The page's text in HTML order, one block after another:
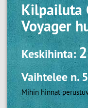
Kilpailuta
Voyager
Keskihinta:
Vaihtelee n.
Mihin hinnat